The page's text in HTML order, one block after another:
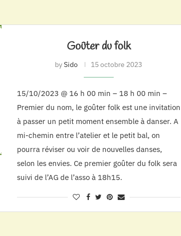
Goûter du folk
bySido 15 octobre 2023
15/10/2023 @ 16 h 00 min – 18 h 00 min –
Premier du nom, le goûter folk est une invitation
à passer un petit moment ensemble à danser. A
mi-chemin entre l’atelier et le petit bal, on
pourra réviser ou voir de nouvelles danses,
selon les envies. Ce premier goûter du folk sera
suivi de l’AG de l’asso à 18h15.